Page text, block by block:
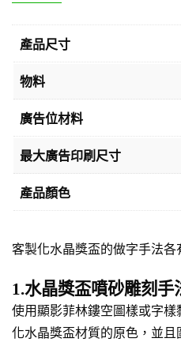
產品尺寸
物料
廣告位材料
最大廣告印刷尺寸
產品顏色
客製化水晶獎盃的做字手法
1.水晶獎盃噴砂雕刻手
使用顯影菲林鏤空圖樣或字
化水晶獎盃材質的原色，並且